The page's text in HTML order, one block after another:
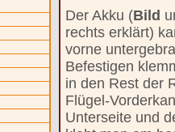
Der Akku (Bild
rechts erklärt)
vorne
Befestigen
in den Rest der
Flügel-
Unterseite und